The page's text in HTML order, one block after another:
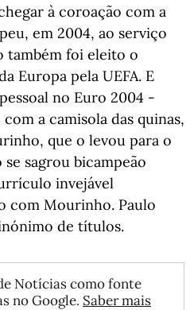
à coroação com a
em 2004, ao serviço
também foi eleito o
Europa pela UEFA. E
no Euro 2004 -
a camisola das quinas,
que o levou para o
sagrou bicampeão
invejável
com Mourinho. Paulo
de títulos.
Notícias como fonte
no Google. Saber mais